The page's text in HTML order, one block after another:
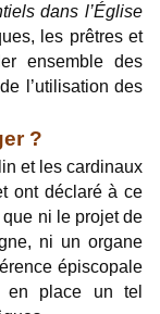
dans l’Église
les prêtres et
ensemble des
l’utilisation des
?
et les cardinaux
ont déclaré à ce
que ni le projet de
ni un organe
épiscopale
en place un tel